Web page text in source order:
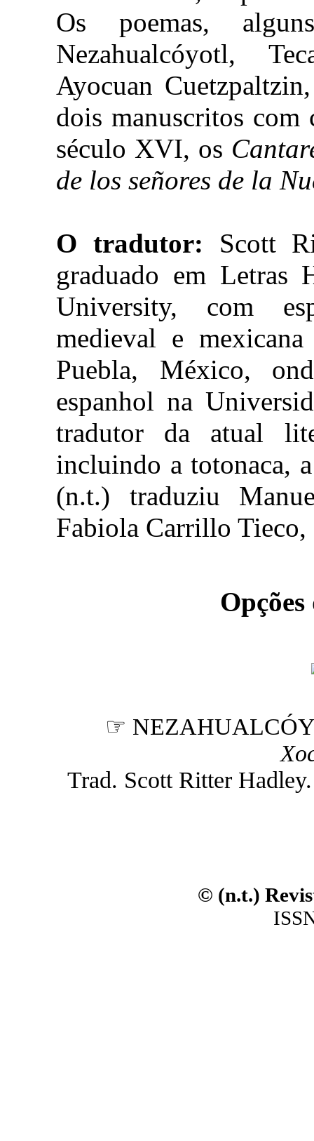
Os poemas,
Nezahualcóyotl,
Ayocuan
dois manuscritos com
século XVI, os
de los señores de la
O tradutor: Scott
graduado em Letras
University, com
medieval e mexicana
Puebla, México,
espanhol na
tradutor da atual
incluindo a totonaca,
(n.t.) traduziu
Fabiola Carrillo Tieco,
☞
Trad. Scott Ritter
© (n.t.)